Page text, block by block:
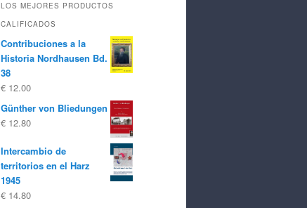
LOS MEJORES PRODUCTOS
CALIFICADOS
Contribuciones a la
Historia Nordhausen Bd.
38
€ 12.00
Günther von Bliedungen
€ 12.80
Intercambio de
territorios en el Harz
1945
€ 14.80